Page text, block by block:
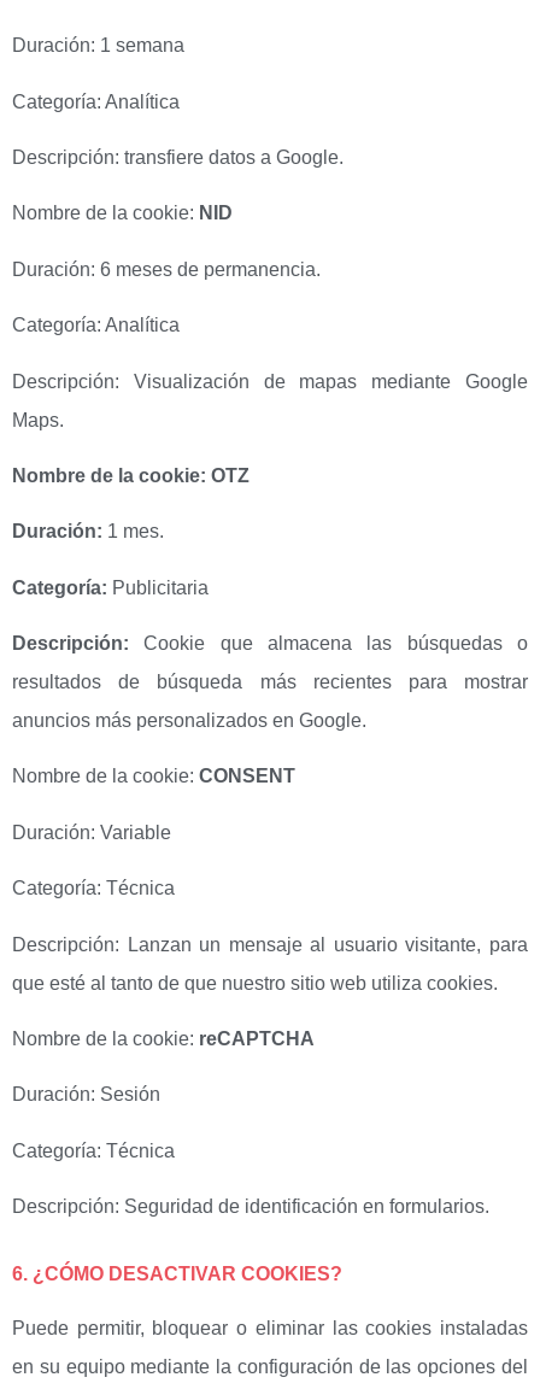
Duración: 1 semana
Categoría: Analítica
Descripción: transfiere datos a Google.
Nombre de la cookie: NID
Duración: 6 meses de permanencia.
Categoría: Analítica
Descripción: Visualización de mapas mediante Google
Maps.
Nombre de la cookie: OTZ
Duración: 1 mes.
Categoría: Publicitaria
Descripción:Cookie que almacena las búsquedas o
resultados de búsqueda más recientes para mostrar
anuncios más personalizados en Google.
Nombre de la cookie: CONSENT
Duración: Variable
Categoría: Técnica
Descripción: Lanzan un mensaje al usuario visitante, para
que esté al tanto de que nuestro sitio web utiliza cookies.
Nombre de la cookie: reCAPTCHA
Duración: Sesión
Categoría: Técnica
Descripción: Seguridad de identificación en formularios.
6. ¿CÓMO DESACTIVAR COOKIES?
Puede permitir, bloquear o eliminar las cookies instaladas
en su equipo mediante la configuración de las opciones del